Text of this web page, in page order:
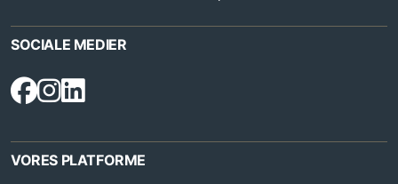
SOCIALE MEDIER
VORES PLATFORME